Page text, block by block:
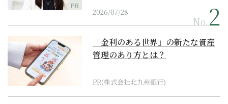
PR
2026/07/28
No.
「金利のある世界」の新たな資産
管理のあり方とは？
PR(株式会社北九州銀行)